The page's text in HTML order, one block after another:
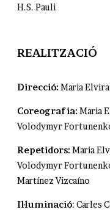
H.S. Pauli
REALITZACIÓ
Direcció: Maria
Coreografia: Maria
Volodymyr
Repetidors: Maria
Volodymyr
Martínez Vizcaíno
Il·luminació: Carles